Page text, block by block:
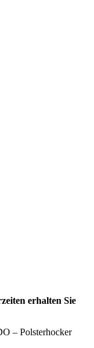
erhalten Sie
– Polsterhocker